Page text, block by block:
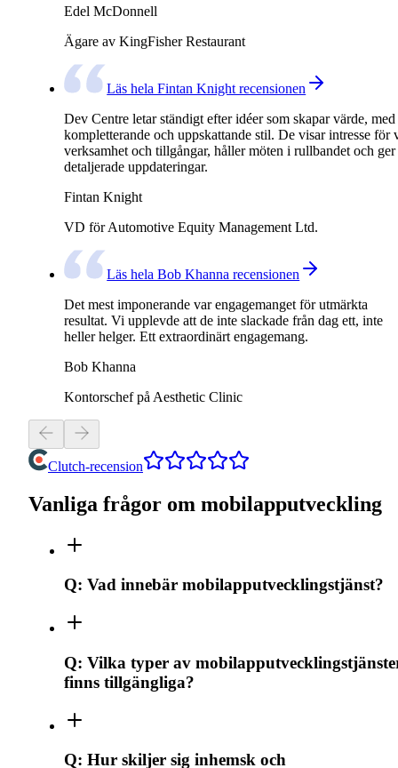
Edel McDonnell
Ägare av KingFisher Restaurant
Läs hela Fintan Knight recensionen
Dev Centre letar ständigt efter idéer som skapar värde, med
kompletterande och uppskattande stil. De visar intresse för
verksamhet och tillgångar, håller möten i rullbandet och ger
detaljerade uppdateringar.
Fintan Knight
VD för Automotive Equity Management Ltd.
Läs hela Bob Khanna recensionen
Det mest imponerande var engagemanget för utmärkta
resultat. Vi upplevde att de inte slackade från dag ett, inte
heller helger. Ett extraordinärt engagemang.
Bob Khanna
Kontorschef på Aesthetic Clinic
Clutch-recension
Vanliga frågor om mobilapputveckling
Q: Vad innebär mobilapputvecklingstjänst?
Q: Vilka typer av
finns tillgängliga?
Q: Hur skiljer sig inhemsk och